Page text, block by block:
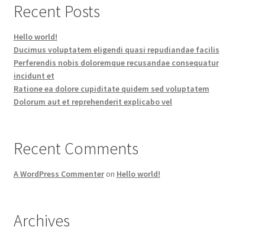
Recent Posts
Hello world!
Ducimus voluptatem eligendi quasi repudiandae facilis
Perferendis nobis doloremque recusandae consequatur
incidunt et
Ratione ea dolore cupiditate quidem sed voluptatem
Dolorum aut et reprehenderit explicabo vel
Recent Comments
A WordPress Commenteron Hello world!
Archives